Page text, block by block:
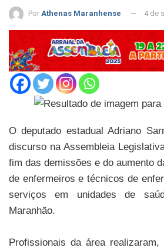
Por Athenas Maranhense 4 de
O deputado estadual Adriano
discurso na Assembleia
fim das demissões e do aumento
de enfermeiros e técnicos de
serviços em unidades de
Maranhão.
Profissionais da área realizaram,